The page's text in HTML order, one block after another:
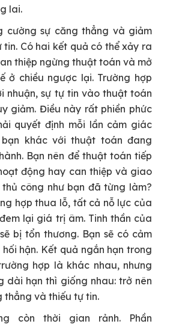
lai.
cường sự căng thẳng và giảm
tin. Có hai kết quả có thể xảy ra
thiệp ngừng thuật toán và mở
ở chiều ngược lại. Trường hợp
nhuận, sự tự tin vào thuật toán
giảm. Điều này rất phiền phức
quyết định mỗi lần cảm giác
khác với thuật toán đang
Bạn nên để thuật toán tiếp
động hay can thiệp và giao
thủ công như bạn đã từng làm?
hợp thua lỗ, tất cả nỗ lực của
lại giá trị âm. Tinh thần của
bị tổn thương. Bạn sẽ có cảm
hận. Kết quả ngắn hạn trong
hợp là khác nhau, nhưng
dài hạn thì giống nhau: trở nên
thẳng và thiếu tự tin.
còn thời gian rảnh. Phần